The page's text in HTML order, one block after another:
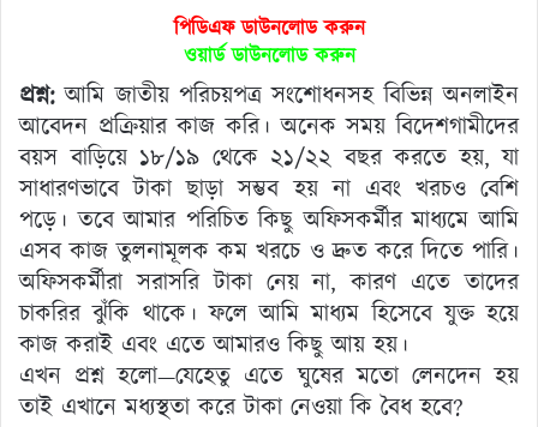
পিডিএফ ডাউনলোড করুন
ওয়ার্ড ডাউনলোড করুন
প্রশ্ন: আমি জাতীয় পরিচয়পত্র সংশোধনসহ বিভিন্ন অনলাইন
আবেদন প্রক্রিয়ার কাজ করি। অনেক সময় বিদেশগামীদের
বয়স বাড়িয়ে ১৮/১৯ থেকে ২১/২২ বছর করতে হয়, যা
সাধারণভাবে টাকা ছাড়া সম্ভব হয় না এবং খরচও বেশি
পড়ে। তবে আমার পরিচিত কিছু অফিসকর্মীর মাধ্যমে আমি
এসব কাজ তুলনামূলক কম খরচে ও দ্রুত করে দিতে পারি।
অফিসকর্মীরা সরাসরি টাকা নেয় না, কারণ এতে তাদের
চাকরির ঝুঁকি থাকে। ফলে আমি মাধ্যম হিসেবে যুক্ত হয়ে
কাজ করাই এবং এতে আমারও কিছু আয় হয়।
এখন প্রশ্ন হলো—যেহেতু এতে ঘুষের মতো লেনদেন হয়
তাই এখানে মধ্যস্থতা করে টাকা নেওয়া কি বৈধ হবে?